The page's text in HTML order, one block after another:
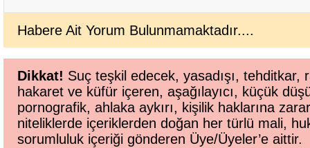
Habere Ait Yorum Bulunmamaktadır....
Dikkat! Suç teşkil edecek, yasadışı, tehditkar,
hakaret ve küfür içeren, aşağılayıcı, küçük
pornografik, ahlaka aykırı, kişilik haklarına
niteliklerde içeriklerden doğan her türlü mali,
sorumluluk içeriği gönderen Üye/Üyeler’e aittir.